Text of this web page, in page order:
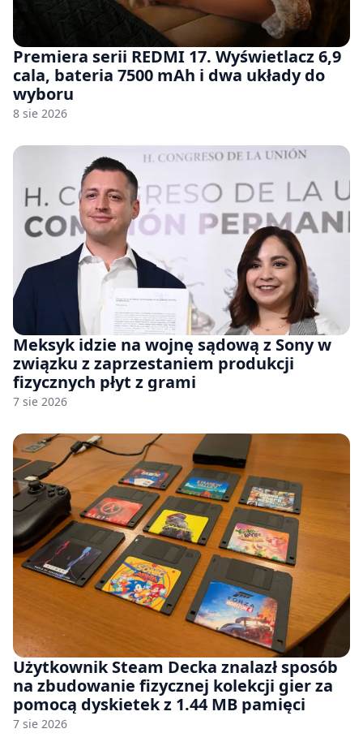
Premiera serii REDMI 17. Wyświetlacz 6,9
cala, bateria 7500 mAh i dwa układy do
wyboru
8 sie 2026
Meksyk idzie na wojnę sądową z Sony w
związku z zaprzestaniem produkcji
fizycznych płyt z grami
7 sie 2026
Użytkownik Steam Decka znalazł sposób
na zbudowanie fizycznej kolekcji gier za
pomocą dyskietek z 1.44 MB pamięci
7 sie 2026